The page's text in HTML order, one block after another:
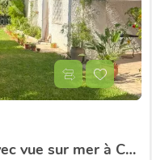
A louer une villa avec vue sur mer à Carthage Byrsa